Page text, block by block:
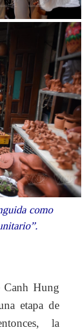
como
Canh Hung
etapa de
la